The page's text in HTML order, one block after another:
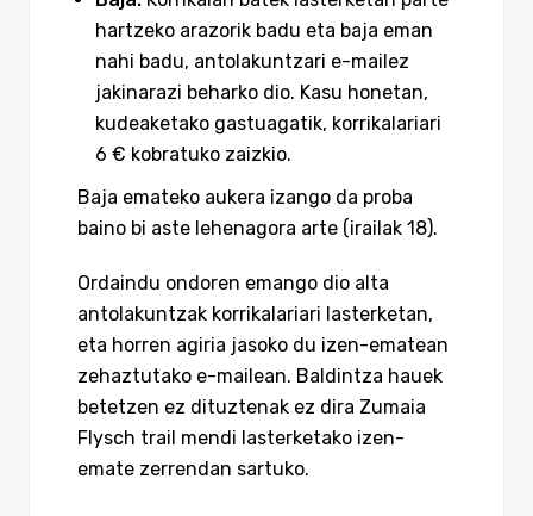
hartzeko arazorik badu eta baja eman
nahi badu, antolakuntzari e-mailez
jakinarazi beharko dio. Kasu honetan,
kudeaketako gastuagatik, korrikalariari
6 € kobratuko zaizkio.
Baja emateko aukera izango da proba
baino bi aste lehenagora arte (irailak 18).
Ordaindu ondoren emango dio alta
antolakuntzak korrikalariari lasterketan,
eta horren agiria jasoko du izen-ematean
zehaztutako e-mailean. Baldintza hauek
betetzen ez dituztenak ez dira Zumaia
Flysch trail mendi lasterketako izen-
emate zerrendan sartuko.